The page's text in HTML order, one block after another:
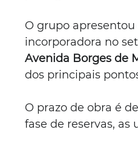
O grupo apresentou
incorporadora no
Avenida Borges de
dos principais
O prazo de obra é de
fase de reservas, as